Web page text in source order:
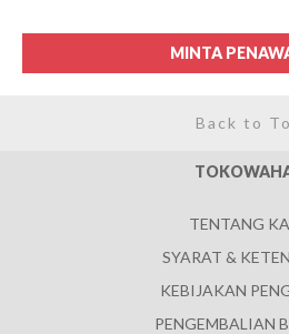
MINTA
Back to
TENTANG
SYARAT &
KEBIJAKAN
PENGEMBALIAN